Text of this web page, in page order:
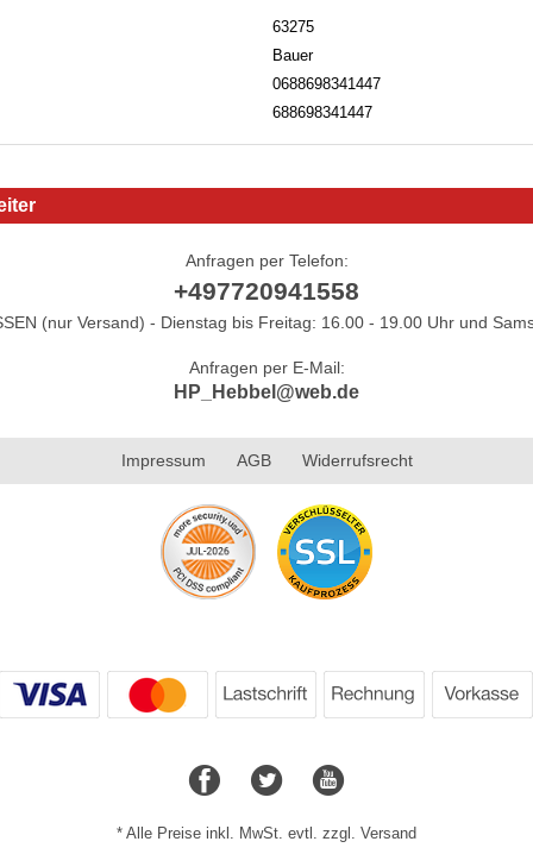
63275
Bauer
0688698341447
688698341447
Anfragen per Telefon:
+497720941558
(nur Versand) - Dienstag bis Freitag: 16.00 - 19.00 Uhr und
Anfragen per E-Mail:
HP_Hebbel@web.de
Impressum AGB Widerrufsrecht
* Alle Preise inkl. MwSt. evtl. zzgl. Versand